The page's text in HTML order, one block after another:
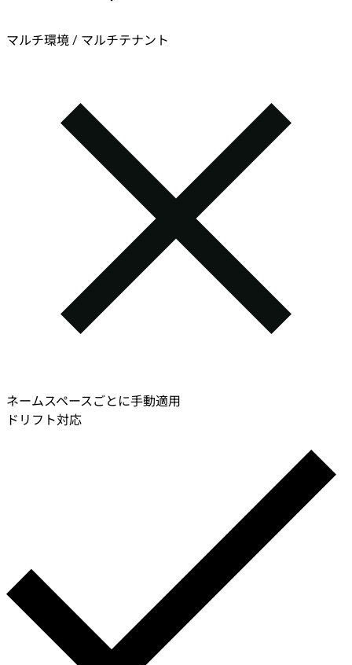
マルチ環境 / マルチテナント
ネームスペースごとに手動適用
ドリフト対応